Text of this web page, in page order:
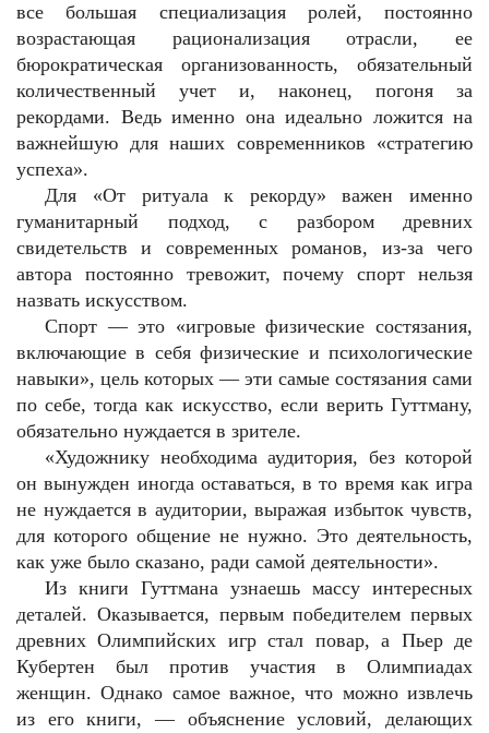
все большая специализация ролей, постоянно
возрастающая рационализация отрасли, ее
бюрократическая организованность, обязательный
количественный учет и, наконец, погоня за
рекордами. Ведь именно она идеально ложится на
важнейшую для наших современников «стратегию
успеха».
Для «От ритуала к рекорду» важен именно
гуманитарный подход, с разбором древних
свидетельств и современных романов, из-за чего
автора постоянно тревожит, почему спорт нельзя
назвать искусством.
Спорт — это «игровые физические состязания,
включающие в себя физические и психологические
навыки», цель которых — эти самые состязания сами
по себе, тогда как искусство, если верить Гуттману,
обязательно нуждается в зрителе.
«Художнику необходима аудитория, без которой
он вынужден иногда оставаться, в то время как игра
не нуждается в аудитории, выражая избыток чувств,
для которого общение не нужно. Это деятельность,
как уже было сказано, ради самой деятельности».
Из книги Гуттмана узнаешь массу интересных
деталей. Оказывается, первым победителем первых
древних Олимпийских игр стал повар, а Пьер де
Кубертен был против участия в Олимпиадах
женщин. Однако самое важное, что можно извлечь
из его книги, — объяснение условий, делающих